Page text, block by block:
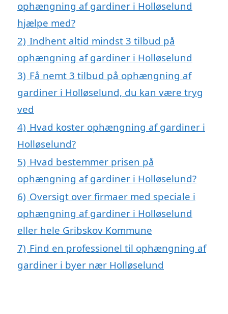
ophængning af gardiner i Holløselund
hjælpe med?
2) Indhent altid mindst 3 tilbud på
ophængning af gardiner i Holløselund
3) Få nemt 3 tilbud på ophængning af
gardiner i Holløselund, du kan være tryg
ved
4) Hvad koster ophængning af gardiner i
Holløselund?
5) Hvad bestemmer prisen på
ophængning af gardiner i Holløselund?
6) Oversigt over firmaer med speciale i
ophængning af gardiner i Holløselund
eller hele Gribskov Kommune
7) Find en professionel til ophængning af
gardiner i byer nær Holløselund